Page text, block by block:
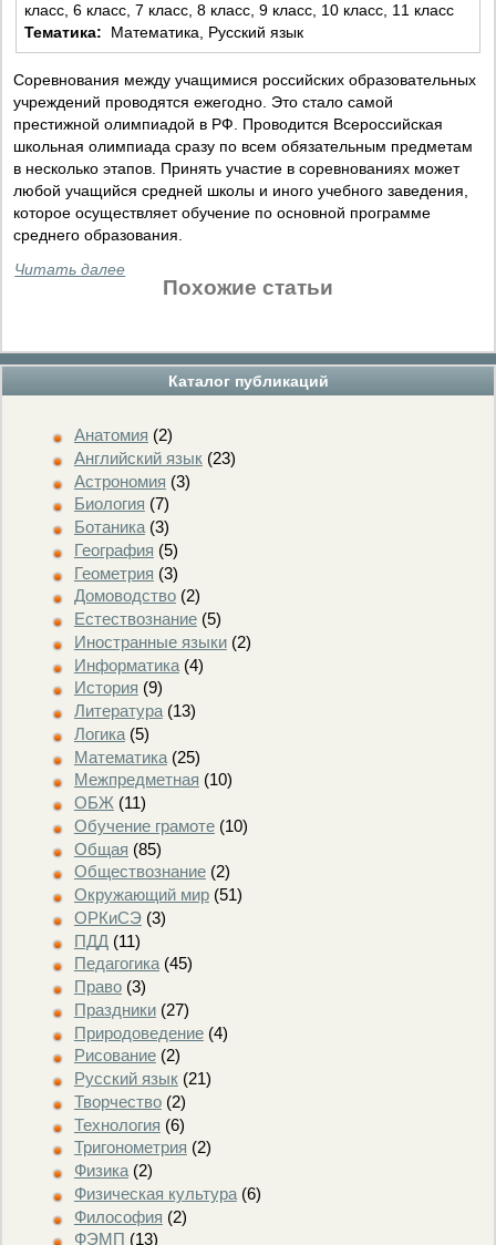
Каталог публикаций
Анатомия (2)
Английский язык(23)
Астрономия (3)
Биология (7)
Ботаника(3)
География (5)
Геометрия (3)
Домоводство(2)
Естествознание(5)
Иностранные языки(2)
Информатика(4)
История (9)
Литература(13)
Логика(5)
Математика(25)
Межпредметная (10)
ОБЖ (11)
Обучение грамоте(10)
Общая (85)
Обществознание(2)
Окружающий мир(51)
ОРКиСЭ(3)
ПДД (11)
Педагогика(45)
Право(3)
Праздники(27)
Природоведение(4)
Рисование(2)
Русский язык(21)
Творчество(2)
Технология (6)
Тригонометрия (2)
Физика(2)
Физическая культура(6)
Философия (2)
ФЭМП (13)
класс, 6 класс, 7 класс, 8 класс, 9 класс, 10 класс, 11 класс
Тематика:
Математика, Русский язык
Соревнования между учащимися российских образовательных
учреждений проводятся ежегодно. Это стало самой
престижной олимпиадой в РФ. Проводится Всероссийская
школьная олимпиада сразу по всем обязательным предметам
в несколько этапов. Принять участие в соревнованиях может
любой учащийся средней школы и иного учебного заведения,
которое осуществляет обучение по основной программе
среднего образования.
Читать далее
Похожие статьи